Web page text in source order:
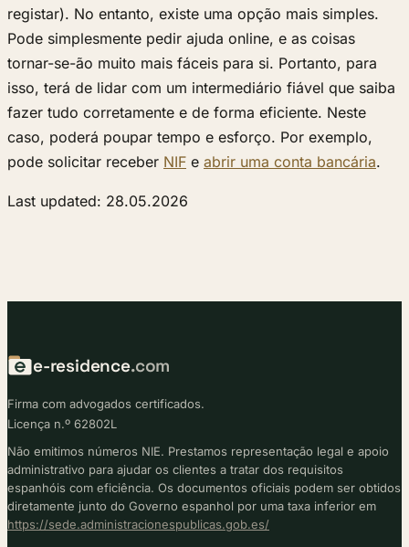
registar). No entanto, existe uma opção mais simples.
Pode simplesmente pedir ajuda online, e as coisas
tornar-se-ão muito mais fáceis para si. Portanto, para
isso, terá de lidar com um intermediário fiável que saiba
fazer tudo corretamente e de forma eficiente. Neste
caso, poderá poupar tempo e esforço. Por exemplo,
pode solicitar receber NIF e abrir uma conta bancária.
Last updated: 28.05.2026
e-residence.com
Firma com advogados certificados.
Licença n.º 62802L
Não emitimos números NIE. Prestamos representação legal e apoio
administrativo para ajudar os clientes a tratar dos requisitos
espanhóis com eficiência. Os documentos oficiais podem ser obtidos
diretamente junto do Governo espanhol por uma taxa inferior em
https://sede.administracionespublicas.gob.es/